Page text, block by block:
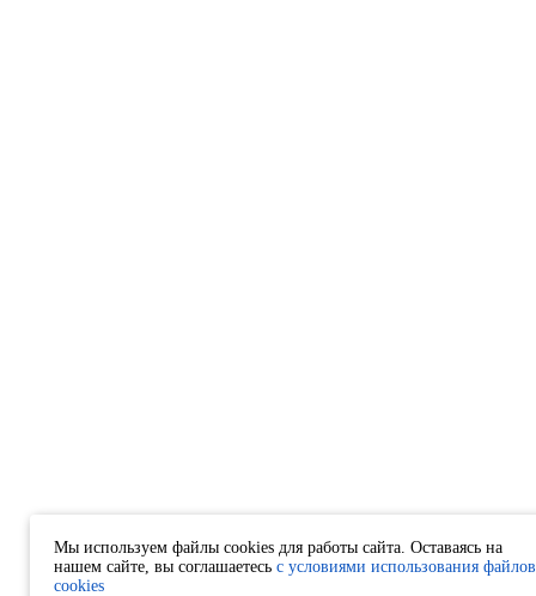
Мы используем файлы cookies для работы сайта. Оставаясь на
нашем сайте, вы соглашаетесь с условиями использования файлов
cookies